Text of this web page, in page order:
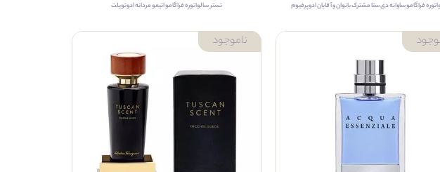
فراگامو ساوانه دی ستا مشترک بانوان و آقایان ادوپرفیوم تستر سالواتوره فراگامو اتیمو مردانه ادوتویلت